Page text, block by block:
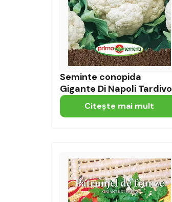
Seminte conopida
Gigante Di Napoli Tardivo
Citeşte mai mult